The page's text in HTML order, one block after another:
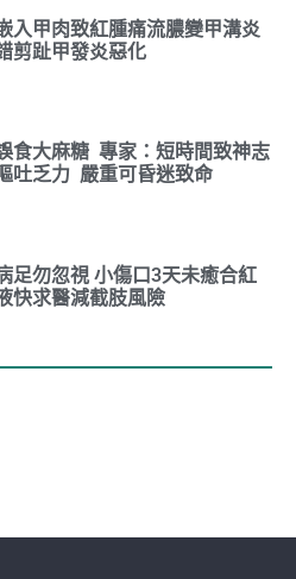
入甲肉致紅腫痛流膿變甲溝炎
剪趾甲發炎惡化
食大麻糖 專家：短時間致神志
吐乏力 嚴重可昏迷致命
足勿忽視 小傷口3天未癒合紅
快求醫減截肢風險